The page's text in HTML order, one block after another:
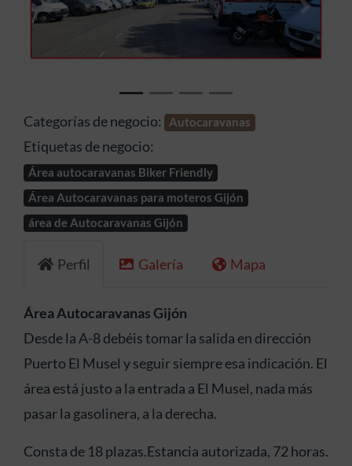
Anterior
Categorías de negocio: Autocaravanas
Etiquetas de negocio:
Área autocaravanas Biker Friendly
Área Autocaravanas para moteros Gijón
área de Autocaravanas Gijón
Perfil Galería Mapa
Área Autocaravanas Gijón
Desde la A-8 debéis tomar la salida en dirección
Puerto El Musel y seguir siempre esa indicación. El
área está justo a la entrada a El Musel, nada más
pasar la gasolinera, a la derecha.
Consta de 18 plazas.Estancia autorizada, 72 horas.